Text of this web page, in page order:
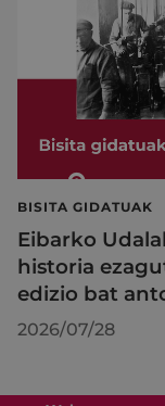
BISITA GIDATUAK
Eibarko
historia
edizio bat
2026/07/28